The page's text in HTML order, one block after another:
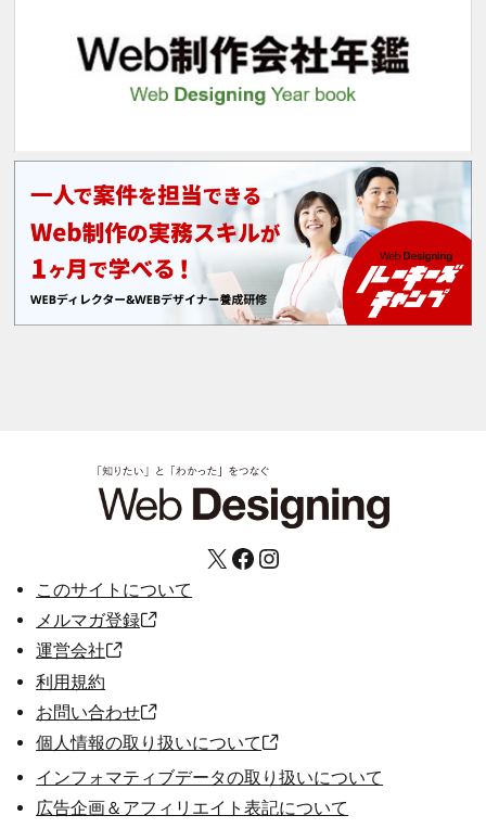
X Facebook Instagram
このサイトについて
メルマガ登録
運営会社
利用規約
お問い合わせ
個人情報の取り扱いについて
インフォマティブデータの取り扱いについて
広告企画＆アフィリエイト表記について